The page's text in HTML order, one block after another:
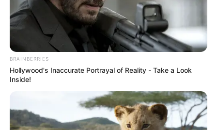
BRAINBERRIES
Hollywood's Inaccurate Portrayal of Reality - Take a Look
Inside!